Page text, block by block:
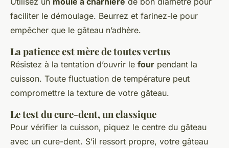
faciliter le démoulage. Beurrez et farinez-le pour
empêcher que le gâteau n’adhère.
La patience est mère de toutes vertus
Résistez à la tentation d’ouvrir le four pendant la
cuisson. Toute fluctuation de température peut
compromettre la texture de votre gâteau.
Le test du cure-dent, un classique
Pour vérifier la cuisson, piquez le centre du gâteau
avec un cure-dent. S’il ressort propre, votre gâteau